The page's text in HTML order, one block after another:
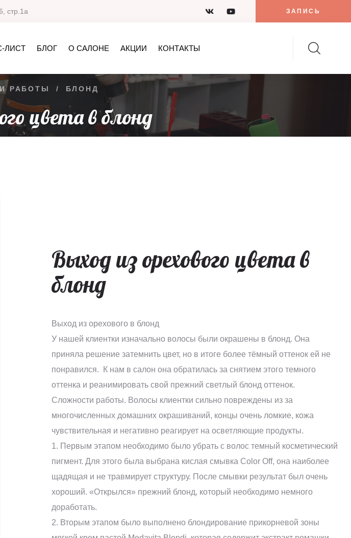
стр.1а ЗАПИСЬ
ЛИСТ БЛОГ О САЛОНЕ АКЦИИ КОНТАКТЫ
РАБОТЫ / БЛОНД
цвета в блонд
Выход из орехового цвета в
блонд
Выход из орехового в блонд
У нашей клиентки изначально волосы были окрашены в блонд. Она
приняла решение затемнить цвет, но в итоге более тёмный оттенок ей не
понравился. К нам в салон она обратилась за снятием этого темного
оттенка и реанимировать свой прежний светлый блонд оттенок.
Сложности работы. Волосы клиентки сильно повреждены из за
многочисленных домашних окрашиваний, концы очень ломкие, кожа
чувствительная и негативно реагирует на осветляющие продукты.
1. Первым этапом необходимо было убрать с волос темный косметический
пигмент. Для этого была выбрана кислая смывка Color Off, она наиболее
щадящая и не травмирует структуру. После смывки результат был очень
хороший. «Открылся» прежний блонд, который необходимо немного
доработать.
2. Вторым этапом было выполнено блондирование прикорневой зоны